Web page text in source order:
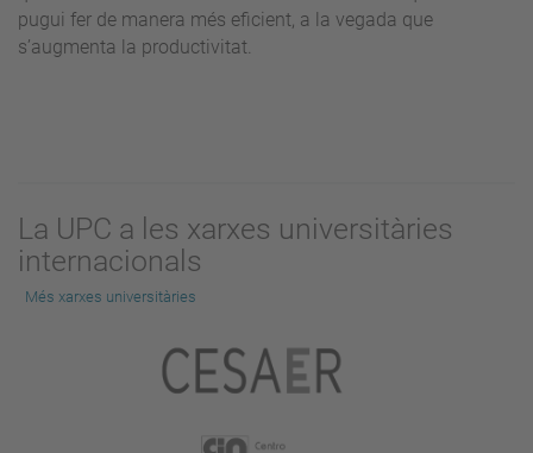
pugui fer de manera més eficient, a la vegada que
s’augmenta la productivitat.
La UPC a les xarxes universitàries
internacionals
Més xarxes universitàries